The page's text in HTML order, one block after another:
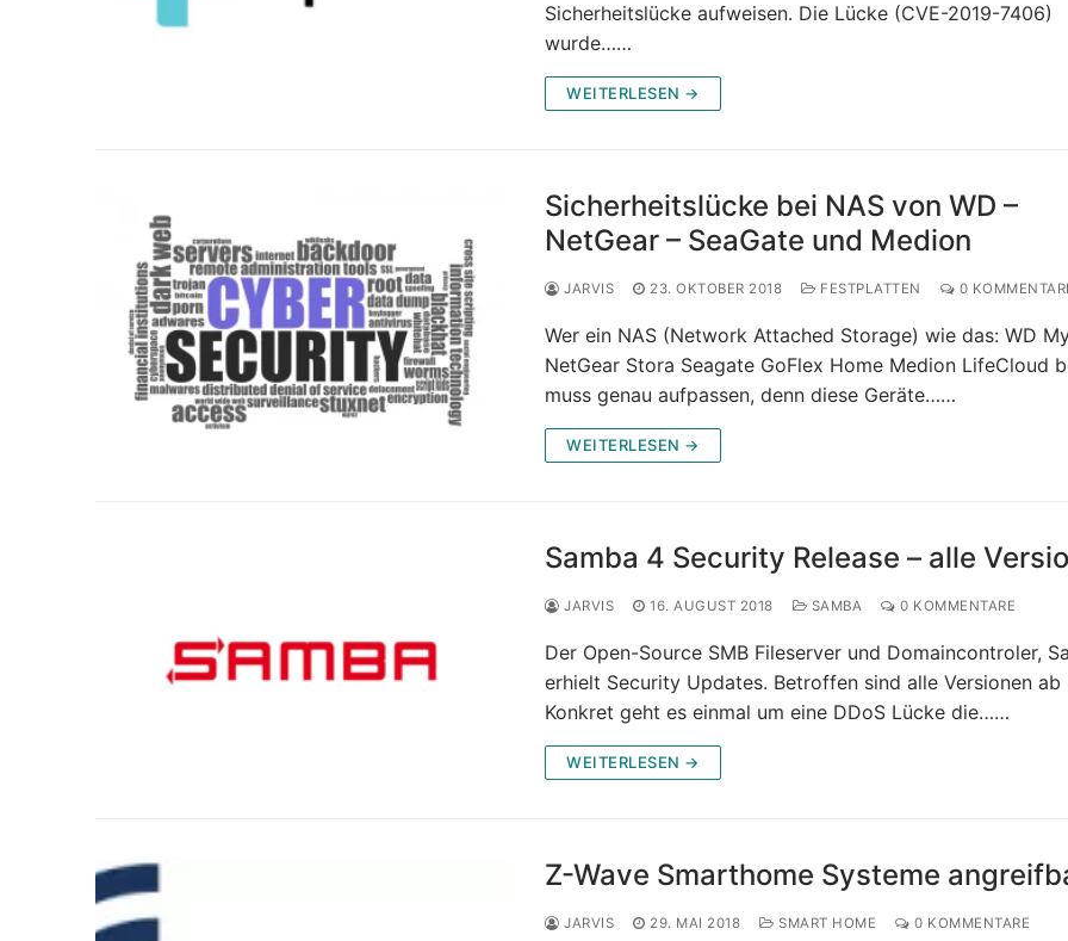
Sicherheitslücke aufweisen. Die Lücke (CVE-2019-7406)
wurde……
WEITERLESEN →
Sicherheitslücke bei NAS von WD –
NetGear – SeaGate und Medion
JARVIS 23. OKTOBER 2018 FESTPLATTEN 0
Wer ein NAS (Network Attached Storage) wie das: WD
NetGear Stora Seagate GoFlex Home Medion LifeCloud
muss genau aufpassen, denn diese Geräte……
WEITERLESEN →
Samba 4 Security Release – alle
JARVIS 16. AUGUST 2018 SAMBA 0 KOMMENTARE
Der Open-Source SMB Fileserver und Domaincontroler,
erhielt Security Updates. Betroffen sind alle Versionen ab
Konkret geht es einmal um eine DDoS Lücke die……
WEITERLESEN →
Z-Wave Smarthome Systeme
JARVIS 29. MAI 2018 SMART HOME 0 KOMMENTARE